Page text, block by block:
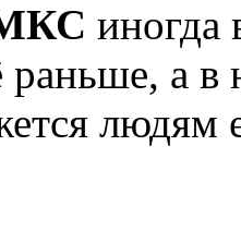
иногда
раньше, а
людям